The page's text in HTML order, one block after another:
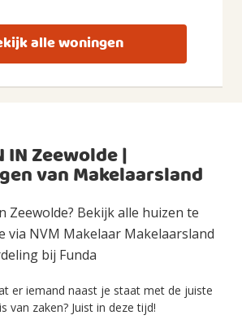
alle woningen
IN Zeewolde |
van Makelaarsland
Zeewolde? Bekijk alle huizen te
via NVM Makelaar Makelaarsland
bij Funda
er iemand naast je staat met de juiste
van zaken? Juist in deze tijd!